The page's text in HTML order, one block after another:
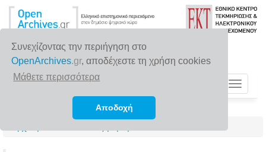
Συνεχίζοντας την περιήγηση στο
OpenArchives.gr, αποδέχεστε τη χρήση cookies
Μάθετε περισσότερα
Αποδοχή
Toggle